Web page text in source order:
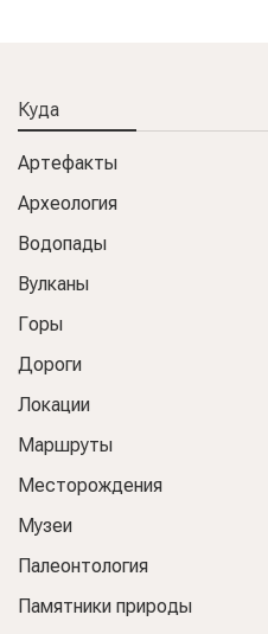
Куда
Артефакты
Археология
Водопады
Вулканы
Горы
Дороги
Локации
Маршруты
Месторождения
Музеи
Палеонтология
Памятники природы